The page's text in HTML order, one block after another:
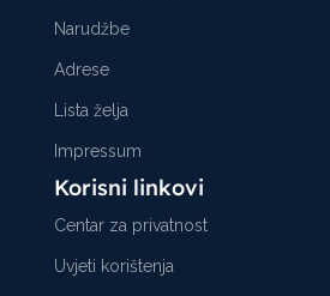
Narudžbe
Adrese
Lista želja
Impressum
Korisni linkovi
Centar za privatnost
Uvjeti korištenja